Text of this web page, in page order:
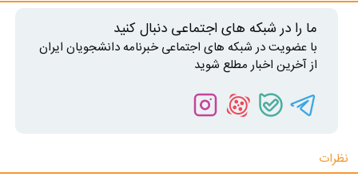
ما را در شبکه های اجتماعی دنبال کنید
با عضویت در شبکه های اجتماعی خبرنامه دانشجویان ایران
از آخرین اخبار مطلع شوید
نظرات